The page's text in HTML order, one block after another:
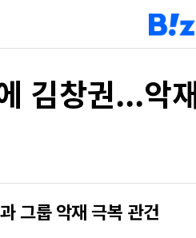
김창권...악
그룹 악재 극복 관건